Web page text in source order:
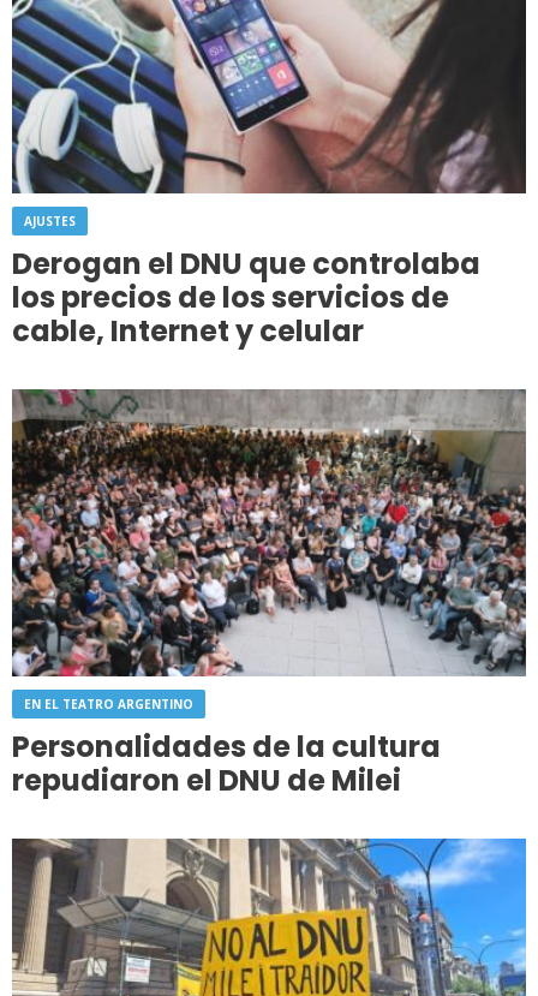
AJUSTES
Derogan el DNU que controlaba
los precios de los servicios de
cable, Internet y celular
EN EL TEATRO ARGENTINO
Personalidades de la cultura
repudiaron el DNU de Milei